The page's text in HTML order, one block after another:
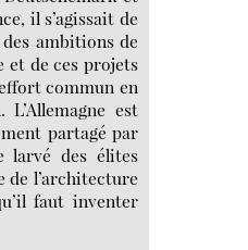
il s’agissait de
ambitions de
et de ces projets
commun en
est
partagé par
larvé des élites
de l’architecture
faut inventer